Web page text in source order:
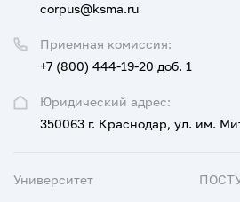
Юридический адрес:
350063 г. Краснодар, ул. им.
Приемная комиссия:
+7 (800) 444-19-20 доб. 1
corpus@ksma.ru
Университет